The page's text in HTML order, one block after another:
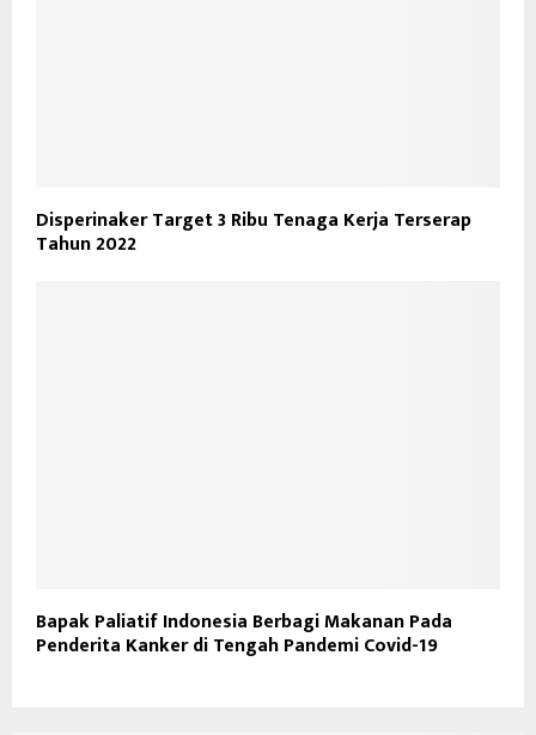
Disperinaker Target 3 Ribu Tenaga Kerja Terserap
Tahun 2022
Bapak Paliatif Indonesia Berbagi Makanan Pada
Penderita Kanker di Tengah Pandemi Covid-19